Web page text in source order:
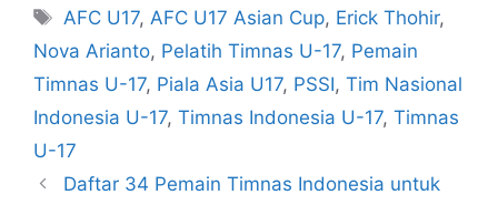
AFC U17,AFC U17 Asian Cup, Erick Thohir,
Nova Arianto, Pelatih Timnas U-17, Pemain
Timnas U-17, Piala Asia U17, PSSI, Tim Nasional
Indonesia U-17, Timnas Indonesia U-17, Timnas
U-17
Daftar 34 Pemain Timnas Indonesia untuk